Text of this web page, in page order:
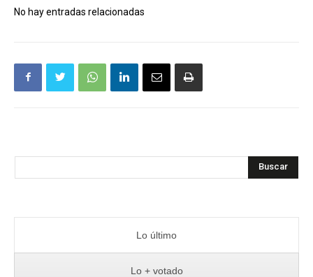
No hay entradas relacionadas
Buscar
Lo último
Lo + votado